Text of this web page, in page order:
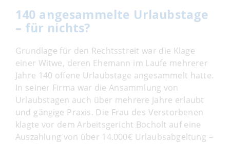
140 angesammelte Urlaubstage
– für nichts?
Grundlage für den Rechtsstreit war die Klage
einer Witwe, deren Ehemann im Laufe mehrerer
Jahre 140 offene Urlaubstage angesammelt hatte.
In seiner Firma war die Ansammlung von
Urlaubstagen auch über mehrere Jahre erlaubt
und gängige Praxis. Die Frau des Verstorbenen
klagte vor dem Arbeitsgericht Bocholt auf eine
Auszahlung von über 14.000€ Urlaubsabgeltung –